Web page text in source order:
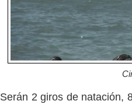
Serán 2 giros de natación,